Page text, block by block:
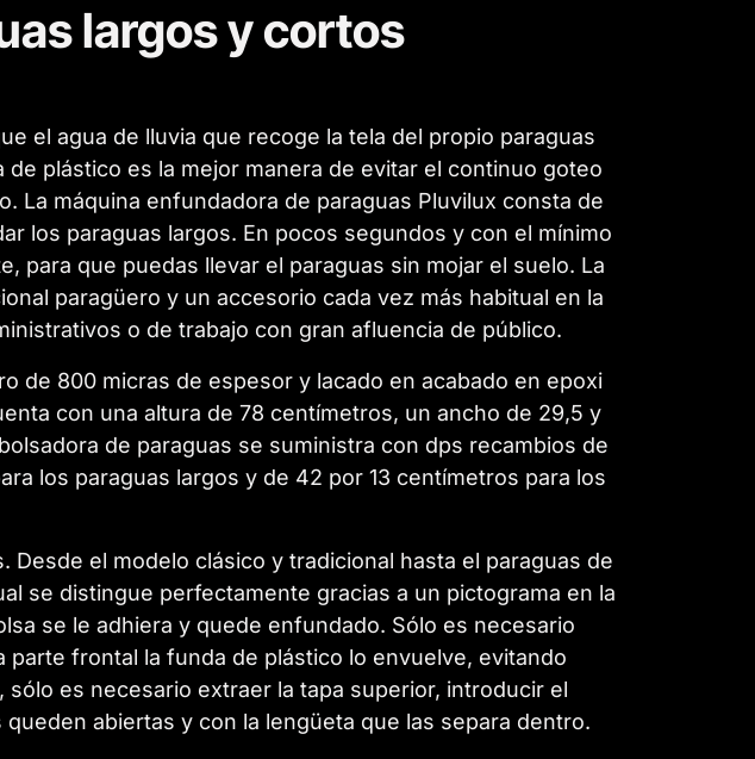
largos y cortos
el agua de lluvia que recoge la tela del propio paraguas
plástico es la mejor manera de evitar el continuo goteo
La máquina enfundadora de paraguas Pluvilux consta de
los paraguas largos. En pocos segundos y con el mínimo
para que puedas llevar el paraguas sin mojar el suelo. La
paragüero y un accesorio cada vez más habitual en la
o de trabajo con gran afluencia de público.
de 800 micras de espesor y lacado en acabado en epoxi
con una altura de 78 centímetros, un ancho de 29,5 y
de paraguas se suministra con dps recambios de
los paraguas largos y de 42 por 13 centímetros para los
el modelo clásico y tradicional hasta el paraguas de
se distingue perfectamente gracias a un pictograma en la
se le adhiera y quede enfundado. Sólo es necesario
frontal la funda de plástico lo envuelve, evitando
es necesario extraer la tapa superior, introducir el
abiertas y con la lengüeta que las separa dentro.